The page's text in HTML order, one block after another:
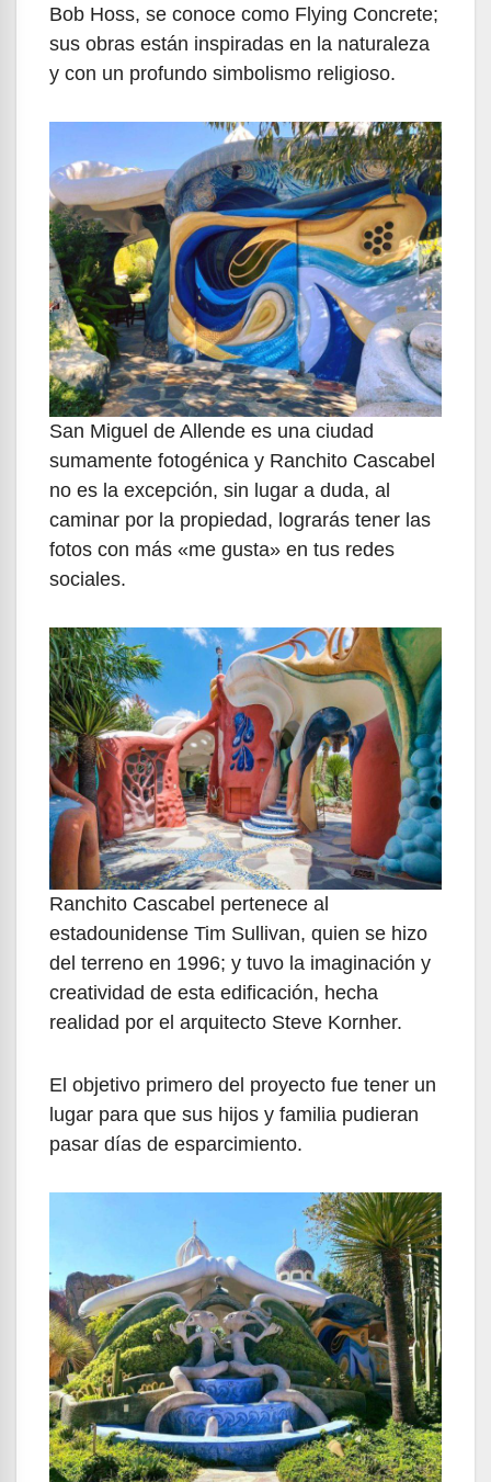
Bob Hoss, se conoce como Flying Concrete;
sus obras están inspiradas en la naturaleza
y con un profundo simbolismo religioso.
San Miguel de Allende es una ciudad
sumamente fotogénica y Ranchito Cascabel
no es la excepción, sin lugar a duda, al
caminar por la propiedad, lograrás tener las
fotos con más «me gusta» en tus redes
sociales.
Ranchito Cascabel pertenece al
estadounidense Tim Sullivan, quien se hizo
del terreno en 1996; y tuvo la imaginación y
creatividad de esta edificación, hecha
realidad por el arquitecto Steve Kornher.
El objetivo primero del proyecto fue tener un
lugar para que sus hijos y familia pudieran
pasar días de esparcimiento.